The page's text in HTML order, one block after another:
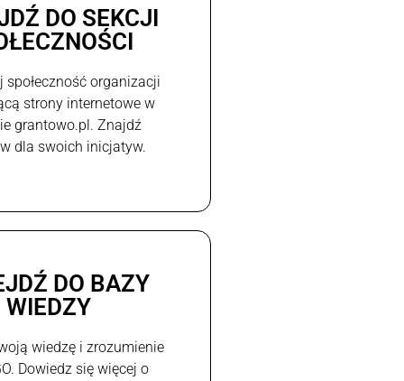
DO SEKCJI
społeczność organizacji
strony internetowe w
grantowo.pl. Znajdź
dla swoich inicjatyw.
DO BAZY
WIEDZY
wiedzę i zrozumienie
Dowiedz się więcej o